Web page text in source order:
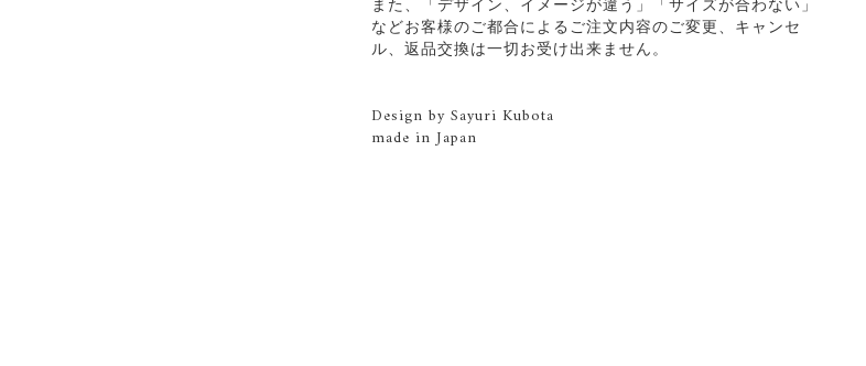
また、「デザイン、イメージが違う」「サイズが合わない」
などお客様のご都合によるご注文内容のご変更、キャンセ
ル、返品交換は一切お受け出来ません。
Design by Sayuri Kubota
made in Japan